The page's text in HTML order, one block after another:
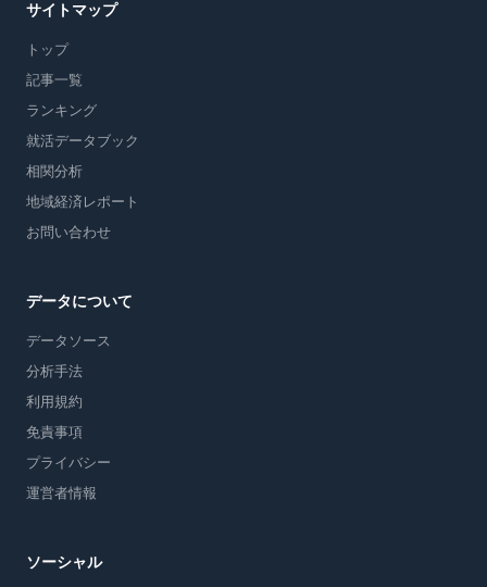
サイトマップ
トップ
記事一覧
ランキング
就活データブック
相関分析
地域経済レポート
お問い合わせ
データについて
データソース
分析手法
利用規約
免責事項
プライバシー
運営者情報
ソーシャル